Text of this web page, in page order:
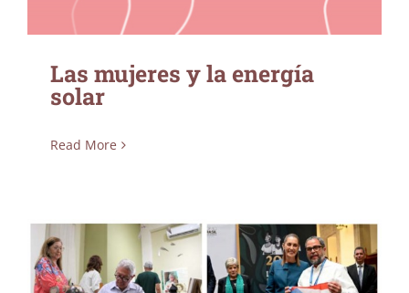
Las mujeres y la energía
solar
Read More